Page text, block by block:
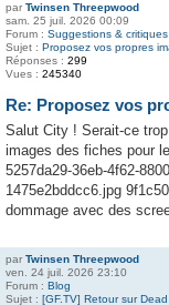
par Twinsen Threepwood
sam. 25 juil. 2026 00:09
Forum : Suggestions & critiques
Sujet : Proposez vos propres
Réponses : 299
Vues : 245340
Re: Proposez vos
Salut City ! Serait-ce
images des fiches pour
5257da29-36eb-4f62-
1475e2bddcc6.jpg
dommage avec des
par Twinsen Threepwood
ven. 24 juil. 2026 23:10
Forum : Blog
Sujet : [GF.TV] Retour sur